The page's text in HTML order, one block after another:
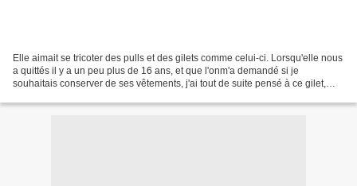
Elle aimait se tricoter des pulls et des gilets comme celui-ci. Lorsqu'elle nous
a quittés il y a un peu plus de 16 ans, et que l'onm'a demandé si je
souhaitais conserver de ses vêtements, j'ai tout de suite pensé à ce gilet,